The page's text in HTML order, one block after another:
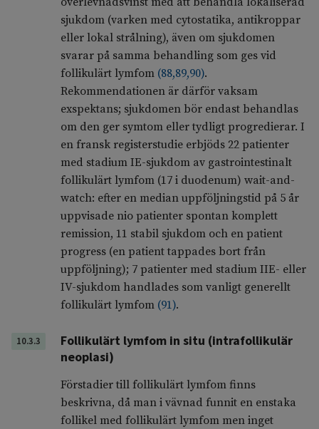
sjukdom (varken med cytostatika, antikroppar
eller lokal strålning), även om sjukdomen
svarar på samma behandling som ges vid
follikulärt lymfom (88,89,90).
Rekommendationen är därför vaksam
exspektans; sjukdomen bör endast behandlas
om den ger symtom eller tydligt progredierar. I
en fransk registerstudie erbjöds 22 patienter
med stadium IE-sjukdom av gastrointestinalt
follikulärt lymfom (17 i duodenum) wait-and-
watch: efter en median uppföljningstid på 5 år
uppvisade nio patienter spontan komplett
remission, 11 stabil sjukdom och en patient
progress (en patient tappades bort från
uppföljning); 7 patienter med stadium IIE- eller
IV-sjukdom handlades som vanligt generellt
follikulärt lymfom (91).
10.3.3
Follikulärt lymfom in situ (intrafollikulär
neoplasi)
Förstadier till follikulärt lymfom finns
beskrivna, då man i vävnad funnit en enstaka
follikel med follikulärt lymfom men inget